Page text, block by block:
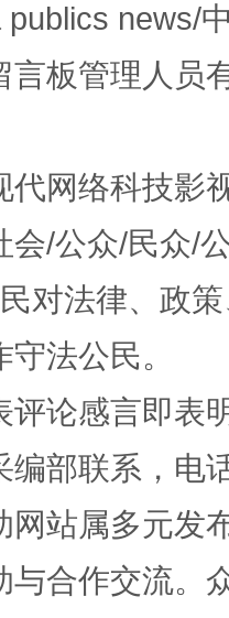
一
publics news/
言板管理人员
代网络科技影
会/公众/民众/
对法律、政
法公民。
评论感言即表
编部联系，电
网站属多元发
与合作交流。